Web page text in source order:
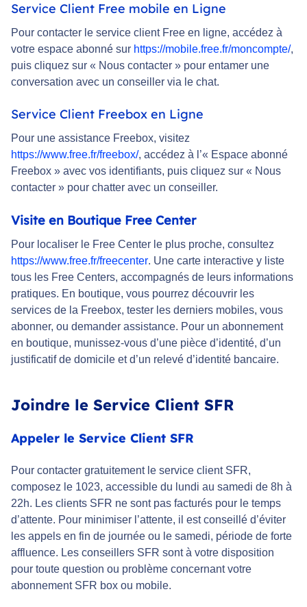
Service Client Free mobile en Ligne
Pour contacter le service client Free en ligne, accédez à
votre espace abonné sur https://mobile.free.fr/moncompte/,
puis cliquez sur « Nous contacter » pour entamer une
conversation avec un conseiller via le chat.
Service Client Freebox en Ligne
Pour une assistance Freebox, visitez
https://www.free.fr/freebox/, accédez à l’« Espace abonné
Freebox » avec vos identifiants, puis cliquez sur « Nous
contacter » pour chatter avec un conseiller.
Visite en Boutique Free Center
Pour localiser le Free Center le plus proche, consultez
https://www.free.fr/freecenter. Une carte interactive y liste
tous les Free Centers, accompagnés de leurs informations
pratiques. En boutique, vous pourrez découvrir les
services de la Freebox, tester les derniers mobiles, vous
abonner, ou demander assistance. Pour un abonnement
en boutique, munissez-vous d’une pièce d’identité, d’un
justificatif de domicile et d’un relevé d’identité bancaire.
Joindre le Service Client SFR
Appeler le Service Client SFR
Pour contacter gratuitement le service client SFR,
composez le 1023, accessible du lundi au samedi de 8h à
22h. Les clients SFR ne sont pas facturés pour le temps
d’attente. Pour minimiser l’attente, il est conseillé d’éviter
les appels en fin de journée ou le samedi, période de forte
affluence. Les conseillers SFR sont à votre disposition
pour toute question ou problème concernant votre
abonnement SFR box ou mobile.